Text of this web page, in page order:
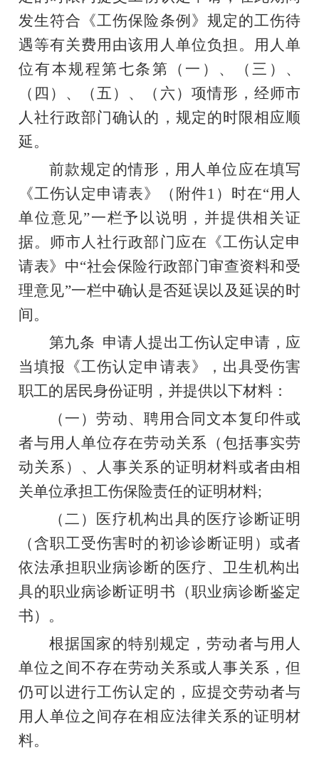
发生符合《工伤保险条例》规定的工伤待
遇等有关费用由该用人单位负担。用人单
位有本规程第七条第（一）、（三）、
（四）、（五）、（六）项情形，经师市
人社行政部门确认的，规定的时限相应顺
延。
前款规定的情形，用人单位应在填写
《工伤认定申请表》（附件1 ）时在“用人
单位意见”一栏予以说明，并提供相关证
据。师市人社行政部门应在《工伤认定申
请表》中“社会保险行政部门审查资料和受
理意见”一栏中确认是否延误以及延误的时
间。
第九条 申请人提出工伤认定申请，应
当填报《工伤认定申请表》，出具受伤害
职工的居民身份证明，并提供以下材料：
（一）劳动、聘用合同文本复印件或
者与用人单位存在劳动关系（包括事实劳
动关系）、人事关系的证明材料或者由相
关单位承担工伤保险责任的证明材料;
（二）医疗机构出具的医疗诊断证明
（含职工受伤害时的初诊诊断证明）或者
依法承担职业病诊断的医疗、卫生机构出
具的职业病诊断证明书（职业病诊断鉴定
书）。
根据国家的特别规定，劳动者与用人
单位之间不存在劳动关系或人事关系，但
仍可以进行工伤认定的，应提交劳动者与
用人单位之间存在相应法律关系的证明材
料。